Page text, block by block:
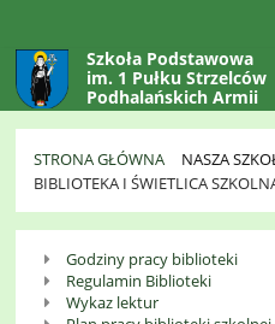
Szkoła Podstawowa
im. 1 Pułku Strzelców
Podhalańskich Armii
Krajowej
w Gaboniu
STRONA GŁÓWNA
NASZA
BIBLIOTEKA I ŚWIETLICA
Biblioteka
świetlica
Godziny pracy biblioteki
Regulamin Biblioteki
Wykaz lektur